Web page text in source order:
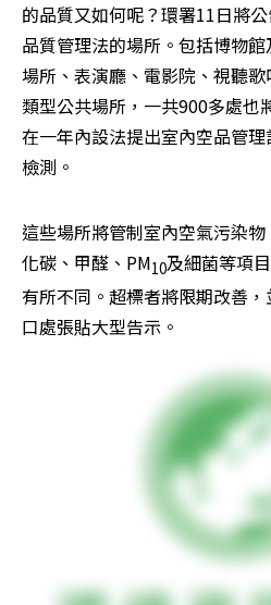
的品質又如何呢？環署11日將
品質管理法的場所。包括博物
場所、表演廳、電影院、視聽
類型公共場所，一共900多處也
在一年內設法提出室內空品管
檢測。
這些場所將管制室內空氣污染
化碳、甲醛、PM10及細菌等項
有所不同。超標者將限期改善
口處張貼大型告示。